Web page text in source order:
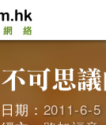
日期： 2011-6-5